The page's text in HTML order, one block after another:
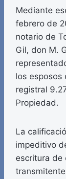
Mediante
febrero de
notario de
Gil, don M.
los esposos
registral
Propiedad.
La
impeditivo
escritura de